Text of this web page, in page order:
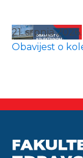
21. srpnja 2026.
Obavijest o